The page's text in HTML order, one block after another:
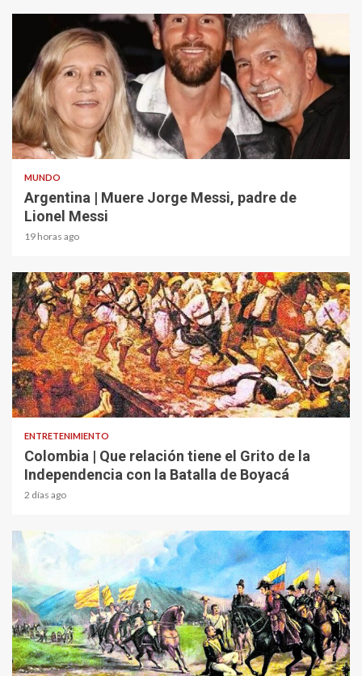
2 min read
MUNDO
Argentina | Muere Jorge Messi, padre de
Lionel Messi
19 horas ago
1 min read
ENTRETENIMIENTO
Colombia | Que relación tiene el Grito de la
Independencia con la Batalla de Boyacá
2 días ago
2 min read